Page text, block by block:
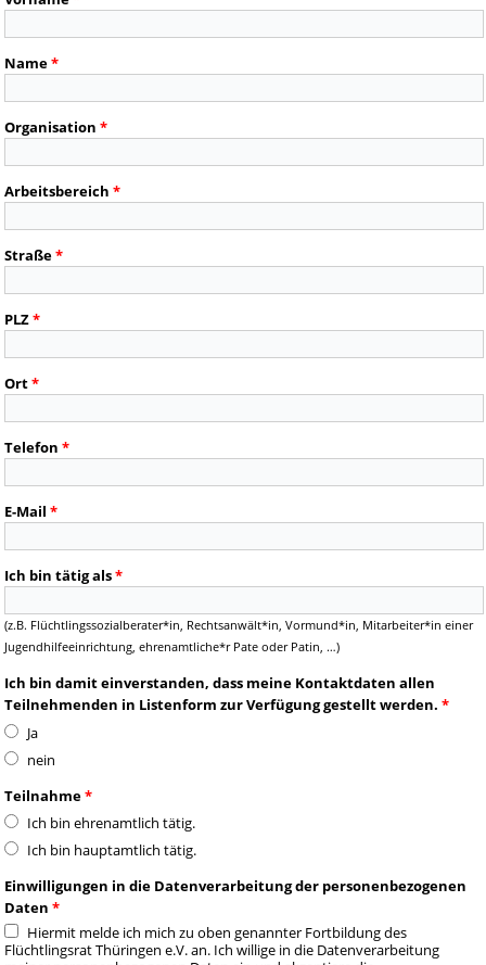
Name*
Organisation*
Arbeitsbereich*
Straße*
PLZ*
Ort*
Telefon*
E-Mail*
Ich bin tätig als*
(z.B. Flüchtlingssozialberater*in, Rechtsanwält*in, Vormund*in, Mitarbeiter*in einer
Jugendhilfeeinrichtung, ehrenamtliche*r Pate oder Patin, …)
Ich bin damit einverstanden, dass meine Kontaktdaten allen
Teilnehmenden in Listenform zur Verfügung gestellt werden.*
Ja
nein
Teilnahme*
Ich bin ehrenamtlich tätig.
Ich bin hauptamtlich tätig.
Einwilligungen in die Datenverarbeitung der personenbezogenen
Daten*
Hiermit melde ich mich zu oben genannter Fortbildung des
Flüchtlingsrat Thüringen e.V. an. Ich willige in die Datenverarbeitung